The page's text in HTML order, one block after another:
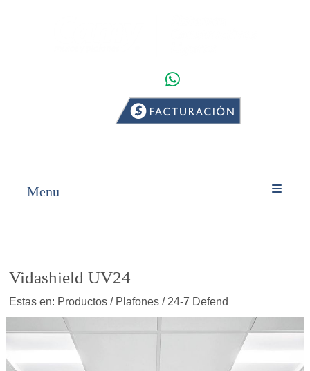
Menu
Vidashield UV24
Estas en: Productos / Plafones / 24-7 Defend